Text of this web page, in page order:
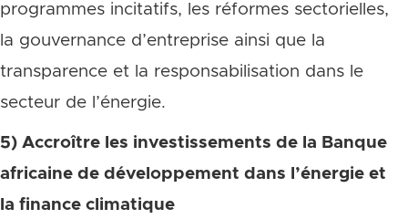
programmes incitatifs, les réformes sectorielles,
la gouvernance d’entreprise ainsi que la
transparence et la responsabilisation dans le
secteur de l’énergie.
5) Accroître les investissements de la Banque
africaine de développement dans l’énergie et
la finance climatique